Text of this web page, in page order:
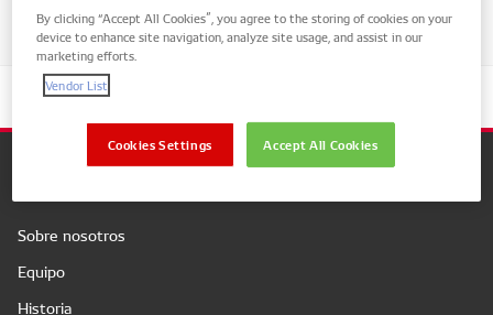
Seleccionar modelo
Sobre nosotros
Equipo
Historia
By clicking “Accept All Cookies”, you agree to the storing of cookies on your
device to enhance site navigation, analyze site usage, and assist in our
marketing efforts.
Vendor List
Accept All Cookies
Cookies Settings